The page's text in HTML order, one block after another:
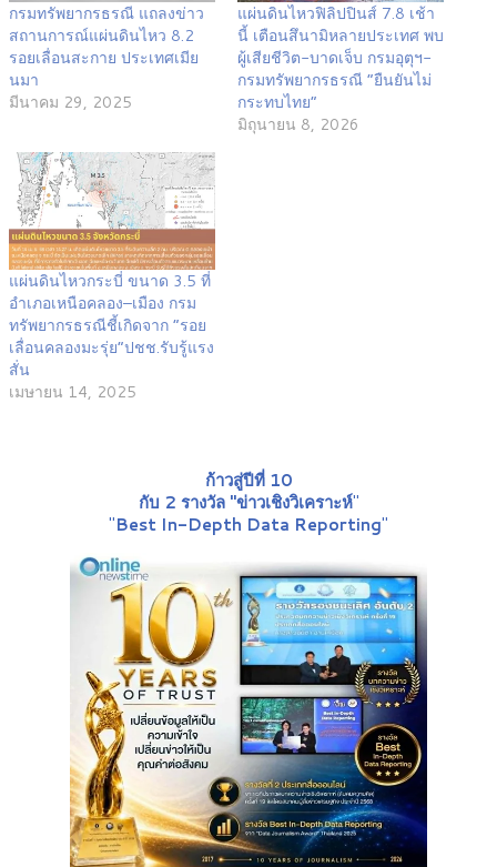
กรมทรัพยากรธรณี แถลงข่าว
สถานการณ์แผ่นดินไหว 8.2
รอยเลื่อนสะกาย ประเทศเมีย
นมา
มีนาคม 29, 2025
แผ่นดินไหวฟิลิปปินส์ 7.8 เช้า
นี้ เตือนสึนามิหลายประเทศ พบ
ผู้เสียชีวิต-บาดเจ็บ กรมอุตุฯ-
กรมทรัพยากรธรณี “ยืนยันไม่
กระทบไทย”
มิถุนายน 8, 2026
แผ่นดินไหวกระบี่ ขนาด 3.5 ที่
อำเภอเหนือคลอง–เมือง กรม
ทรัพยากรธรณีชี้เกิดจาก “รอย
เลื่อนคลองมะรุ่ย”ปชช.รับรู้แรง
สั่น
เมษายน 14, 2025
ก้าวสู่ปีที่ 10
กับ 2 รางวัล "ข่าวเชิงวิเคราะห์"
"Best In-Depth Data Reporting"